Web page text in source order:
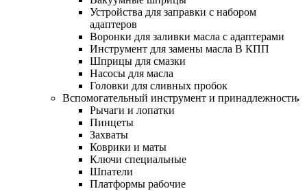
Устройства для заправки с набором
адаптеров
Воронки для заливки масла с адаптерами
Инструмент для замены масла В КПП
Шприцы для смазки
Насосы для масла
Головки для сливных пробок
Вспомогательный инструмент и принадлежности
Рычаги и лопатки
Пинцеты
Захваты
Коврики и маты
Ключи специальные
Шпатели
Платформы рабочие